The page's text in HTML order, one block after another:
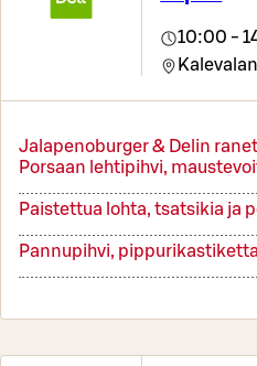
10:00 -
Jalapenoburger & Delin ranet
Porsaan lehtipihvi,
Paistettua lohta, tsatsikia ja
Pannupihvi,